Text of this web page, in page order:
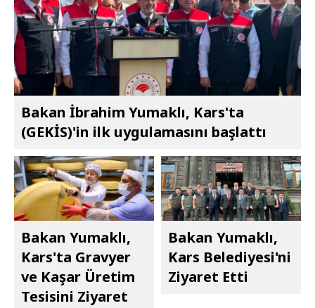
Bakan İbrahim Yumaklı, Kars'ta
(GEKİS)'in ilk uygulamasını başlattı
Bakan Yumaklı,
Kars'ta Gravyer
ve Kaşar Üretim
Tesisini Ziyaret
Bakan Yumaklı,
Kars Belediyesi'ni
Ziyaret Etti